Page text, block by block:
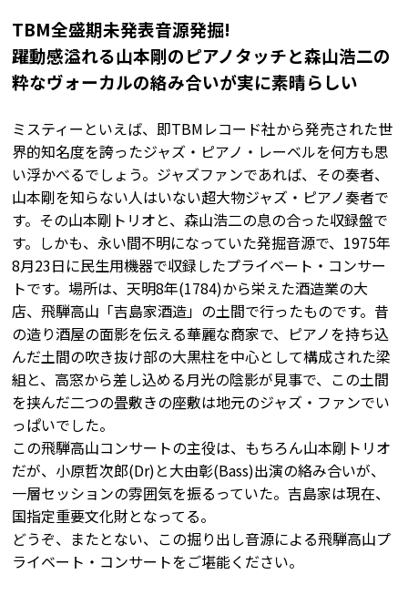
TBM全盛期未発表音源発掘!
躍動感溢れる山本剛のピアノタッチと森山浩二の
粋なヴォーカルの絡み合いが実に素晴らしい
ミスティーといえば、即TBMレコード社から発売された世
界的知名度を誇ったジャズ・ピアノ・レーベルを何方も思
い浮かべるでしょう。ジャズファンであれば、その奏者、
山本剛を知らない人はいない超大物ジャズ・ピアノ奏者で
す。その山本剛トリオと、森山浩二の息の合った収録盤で
す。しかも、永い間不明になっていた発掘音源で、1975年
8月23日に民生用機器で収録したプライベート・コンサー
トです。場所は、天明8年(1784)から栄えた酒造業の大
店、飛騨高山「吉島家酒造」の土間で行ったものです。昔
の造り酒屋の面影を伝える華麗な商家で、ピアノを持ち込
んだ土間の吹き抜け部の大黒柱を中心として構成された梁
組と、高窓から差し込める月光の陰影が見事で、この土間
を挟んだ二つの畳敷きの座敷は地元のジャズ・ファンでい
っぱいでした。
この飛騨高山コンサートの主役は、もちろん山本剛トリオ
だが、小原哲次郎(Dr)と大由彰(Bass)出演の絡み合いが、
一層セッションの雰囲気を振るっていた。吉島家は現在、
国指定重要文化財となってる。
どうぞ、またとない、この掘り出し音源による飛騨高山プ
ライベート・コンサートをご堪能ください。